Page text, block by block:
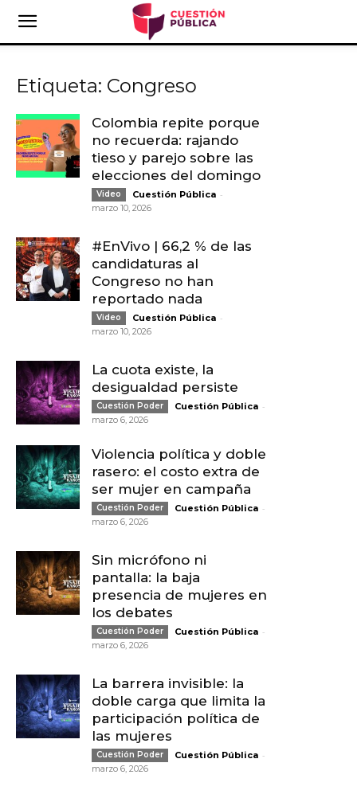
Etiqueta: Congreso
Colombia repite porque
no recuerda: rajando
tieso y parejo sobre las
elecciones del domingo
Video Cuestión Pública -
marzo 10, 2026
#EnVivo | 66,2 % de las
candidaturas al
Congreso no han
reportado nada
Video Cuestión Pública -
marzo 10, 2026
La cuota existe, la
desigualdad persiste
Cuestión Poder Cuestión Pública -
marzo 6, 2026
Violencia política y doble
rasero: el costo extra de
ser mujer en campaña
Cuestión Poder Cuestión Pública -
marzo 6, 2026
Sin micrófono ni
pantalla: la baja
presencia de mujeres en
los debates
Cuestión Poder Cuestión Pública -
marzo 6, 2026
La barrera invisible: la
doble carga que limita la
participación política de
las mujeres
Cuestión Poder Cuestión Pública -
marzo 6, 2026